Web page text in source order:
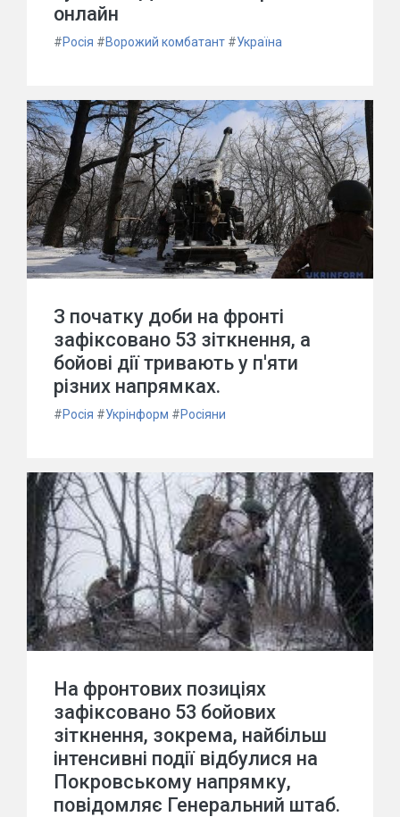
онлайн
#Росія #Ворожий комбатант #Україна
З початку доби на фронті
зафіксовано 53 зіткнення, а
бойові дії тривають у п'яти
різних напрямках.
#Росія #Укрінформ #Росіяни
На фронтових позиціях
зафіксовано 53 бойових
зіткнення, зокрема, найбільш
інтенсивні події відбулися на
Покровському напрямку,
повідомляє Генеральний штаб.